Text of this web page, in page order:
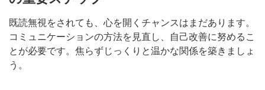
既読無視をされても、心を開くチャンスはまだあります。
コミュニケーションの方法を見直し、自己改善に努めるこ
とが必要です。焦らずじっくりと温かな関係を築きましょ
う。